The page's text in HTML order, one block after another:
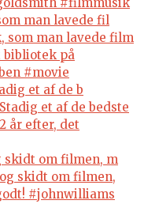
man lavede fil
et af de b
skidt om filmen, m